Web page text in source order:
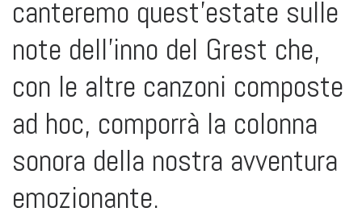
canteremo quest’estate sulle
note dell’inno del Grest che,
con le altre canzoni composte
ad hoc, comporrà la colonna
sonora della nostra avventura
emozionante.